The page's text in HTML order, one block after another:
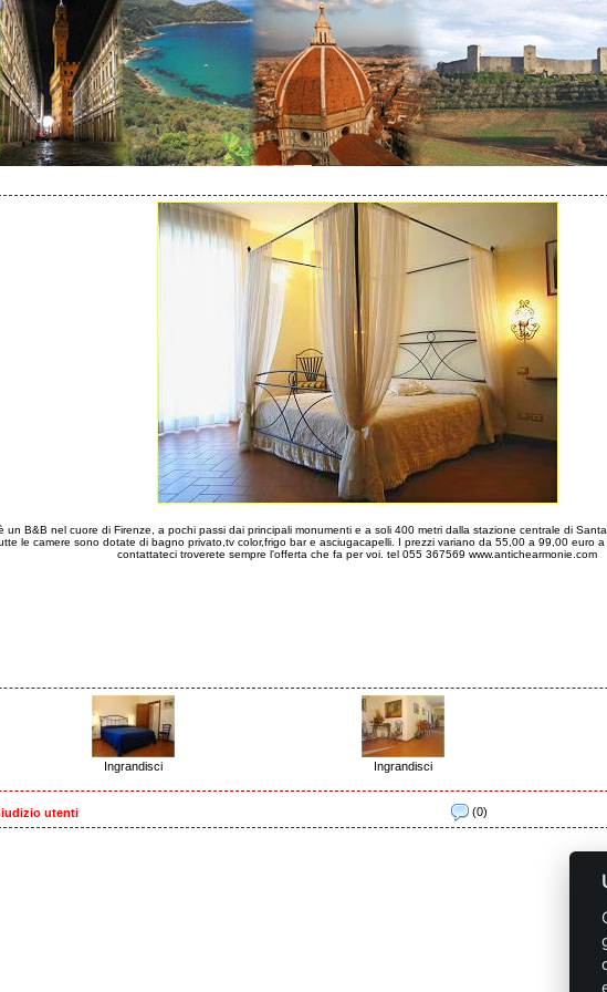
un B&B nel cuore di Firenze, a pochi passi dai principali monumenti e a soli 400 metri dalla stazione centrale di
le camere sono dotate di bagno privato,tv color,frigo bar e asciugacapelli. I prezzi variano da 55,00 a 99,00 euro
contattateci troverete sempre l'offerta che fa per voi. tel 055 367569 www.antichearmonie.com
Ingrandisci Ingrandisci
utenti (0)